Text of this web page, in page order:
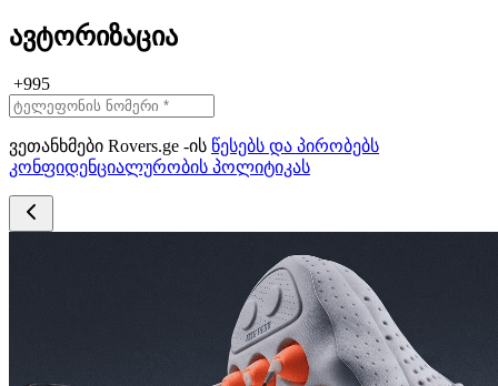
ავტორიზაცია
+995
ვეთანხმები Rovers.ge -ის წესებს და პირობებს
კონფიდენციალურობის პოლიტიკას